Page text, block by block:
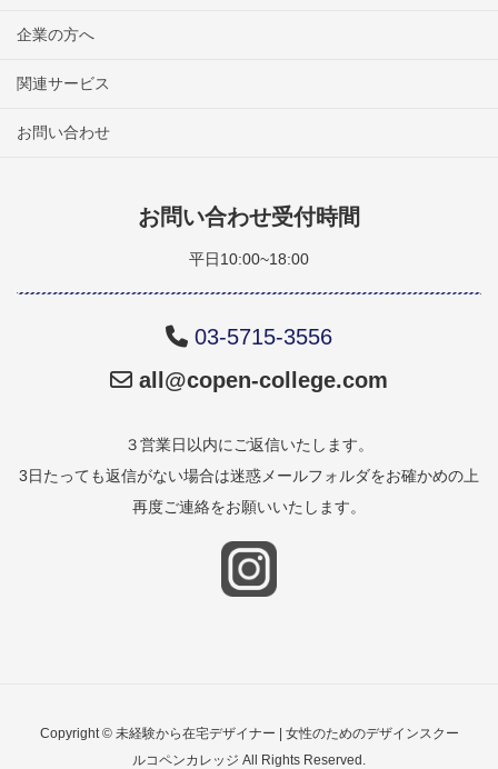
企業の方へ
関連サービス
お問い合わせ
お問い合わせ受付時間
平日10:00~18:00
03-5715-3556
all@copen-college.com
３営業日以内にご返信いたします。
3日たっても返信がない場合は迷惑メールフォルダをお確かめの上
再度ご連絡をお願いいたします。
Copyright © 未経験から在宅デザイナー | 女性のためのデザインスクー
ルコペンカレッジ All Rights Reserved.